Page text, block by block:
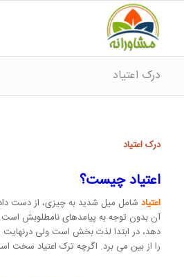
درک اعتیاد
درک اعتیاد
اعتیاد چیست؟
اعتیادشامل میل شدید به چیزی، از دست
آن بدون توجه به پیامدهای نامطلوبش است.
دهد، در ابتدا لذت بخش است ولی درنهایت
را از بین می برد. اگرچه ترک اعتیاد سخت